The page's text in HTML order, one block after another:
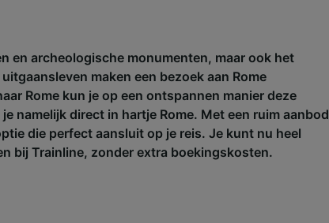
en archeologische monumenten, maar ook het
maken een bezoek aan Rome
Rome kun je op een ontspannen manier deze
namelijk direct in hartje Rome. Met een ruim aanbod
die perfect aansluit op je reis. Je kunt nu heel
bij Trainline, zonder extra boekingskosten.